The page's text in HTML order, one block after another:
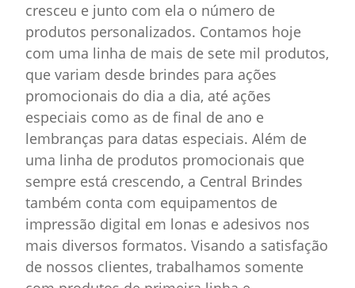
cresceu e junto com ela o número de
produtos personalizados. Contamos hoje
com uma linha de mais de sete mil produtos,
que variam desde brindes para ações
promocionais do dia a dia, até ações
especiais como as de final de ano e
lembranças para datas especiais. Além de
uma linha de produtos promocionais que
sempre está crescendo, a Central Brindes
também conta com equipamentos de
impressão digital em lonas e adesivos nos
mais diversos formatos. Visando a satisfação
de nossos clientes, trabalhamos somente